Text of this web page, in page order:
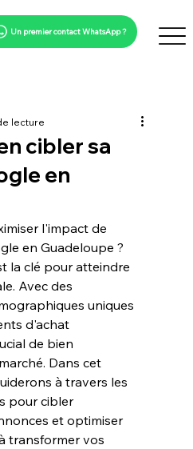
Un premier contact WhatsApp ?
cibler sa
en
lecture
l'impact de
en Guadeloupe ?
la clé pour atteindre
Avec des
uniques
d'achat
de bien
Dans cet
à travers les
pour cibler
et optimiser
transformer vos